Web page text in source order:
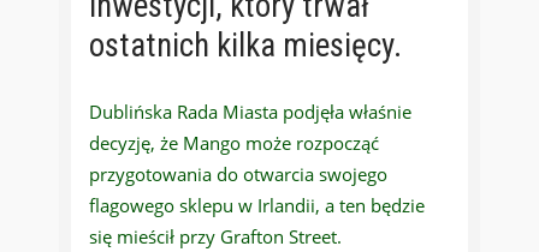
ostatnich kilka miesięcy.
Dublińska Rada Miasta podjęła właśnie
decyzję, że Mango może rozpocząć
przygotowania do otwarcia swojego
flagowego sklepu w Irlandii, a ten będzie
się mieścił przy Grafton Street.